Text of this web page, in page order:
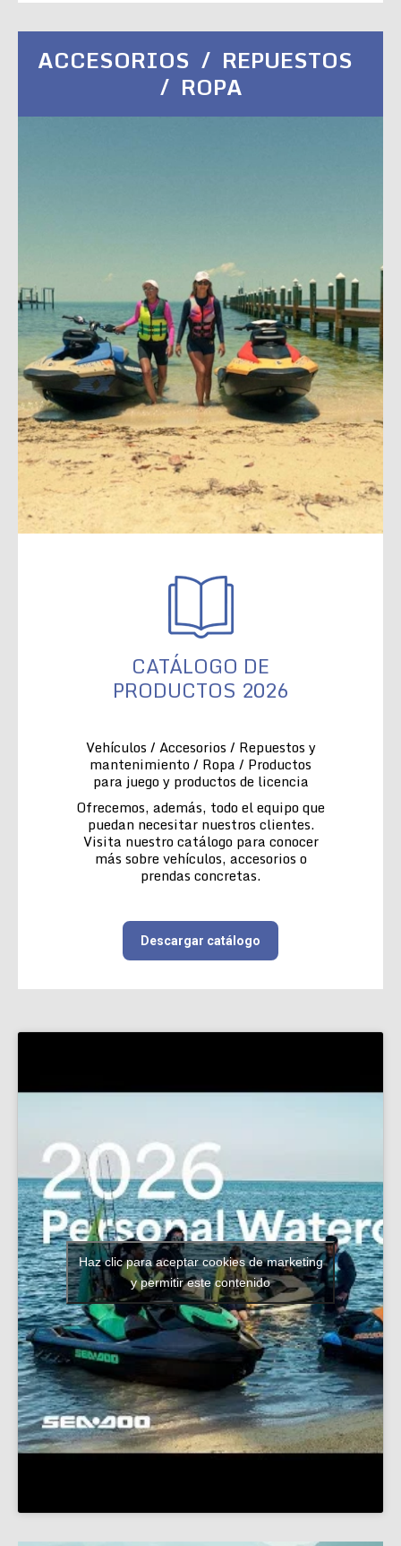
ACCESORIOS / REPUESTOS
/ ROPA
CATÁLOGO DE
PRODUCTOS 2026
Vehículos / Accesorios / Repuestos y
mantenimiento / Ropa / Productos
para juego y productos de licencia
Ofrecemos, además, todo el equipo que
puedan necesitar nuestros clientes.
Visita nuestro catálogo para conocer
más sobre vehículos, accesorios o
prendas concretas.
Descargar catálogo
Haz clic para aceptar cookies de marketing
y permitir este contenido